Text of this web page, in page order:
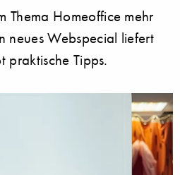
Thema Homeoffice mehr
neues Webspecial liefert
praktische Tipps.